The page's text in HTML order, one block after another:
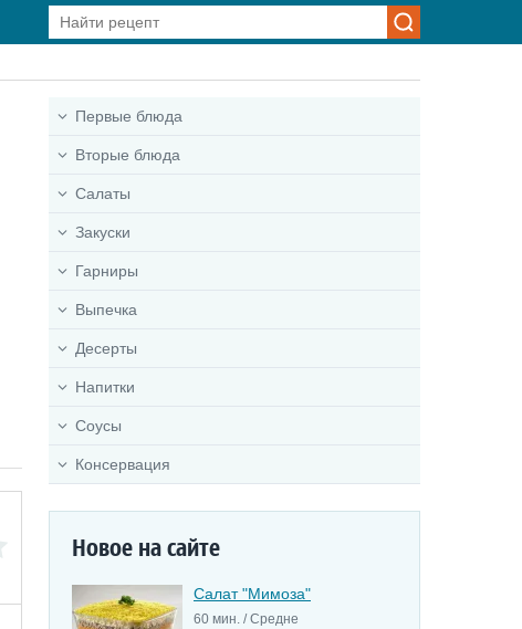
Первые блюда
Вторые блюда
Салаты
Закуски
Гарниры
Выпечка
Десерты
Напитки
Соусы
Консервация
Новое на сайте
Салат "Мимоза"
60 мин. / Средне